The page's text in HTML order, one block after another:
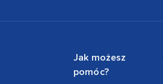
Jak możesz
pomóc?